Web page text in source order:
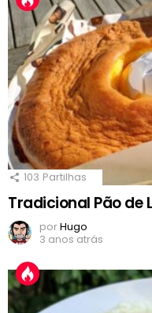
103 Partilhas
Tradicional Pão de
porHugo
3 anos atrás